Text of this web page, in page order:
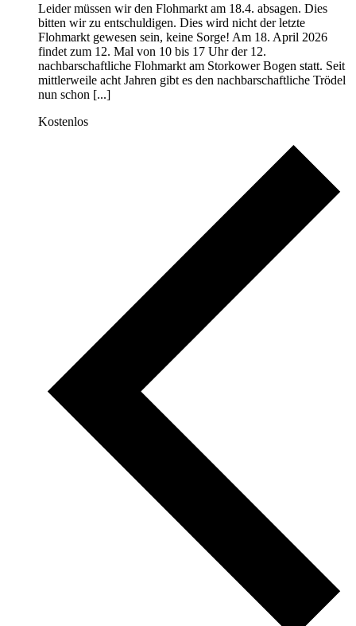
Leider müssen wir den Flohmarkt am 18.4. absagen. Dies
bitten wir zu entschuldigen. Dies wird nicht der letzte
Flohmarkt gewesen sein, keine Sorge! Am 18. April 2026
findet zum 12. Mal von 10 bis 17 Uhr der 12.
nachbarschaftliche Flohmarkt am Storkower Bogen statt. Seit
mittlerweile acht Jahren gibt es den nachbarschaftliche Trödel
nun schon [...]
Kostenlos